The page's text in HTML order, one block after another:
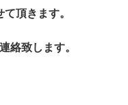
頂きます。
絡致します。